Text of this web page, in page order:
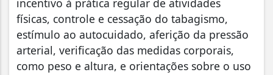
físicas, controle e cessação do tabagismo,
estímulo ao autocuidado, aferição da pressão
arterial, verificação das medidas corporais,
como peso e altura, e orientações sobre o uso